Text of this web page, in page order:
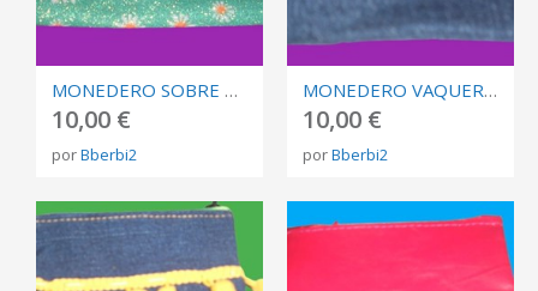
MONEDERO SOBRE VERDE MARGARITAS
10,00 €
porBberbi2
MONEDERO VAQUERO BOLAS AMARILLAS
10,00 €
porBberbi2